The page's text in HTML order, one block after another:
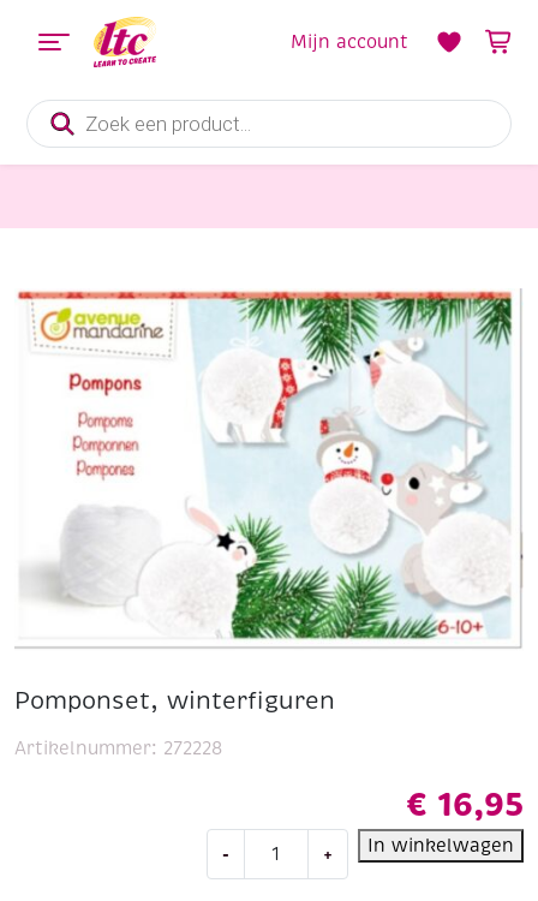
Producten
zoeken
Mijn account
Pomponset, winterfiguren
€ 16,95
- + In winkelwagen
Artikelnummer: 272228